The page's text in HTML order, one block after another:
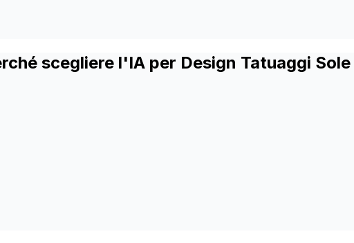
scegliere l'IA per Design Tatuaggi Sole